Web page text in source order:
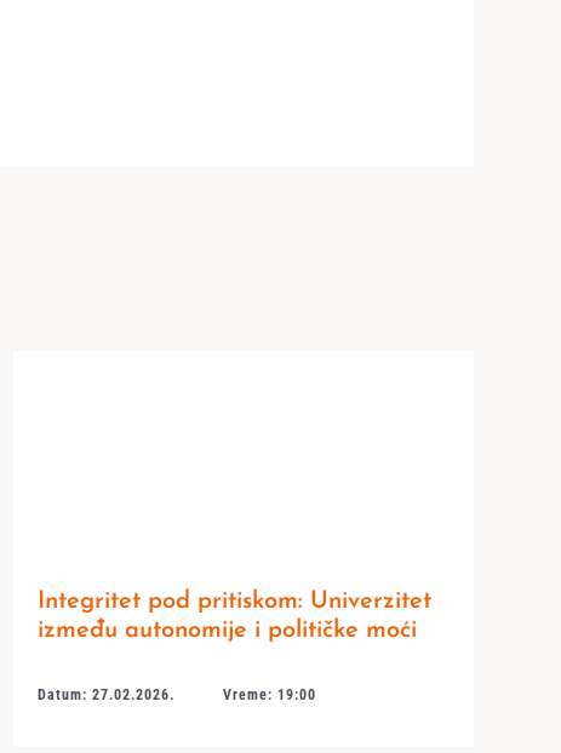
Integritet pod pritiskom: Univerzitet
između autonomije i političke moći
Datum: 27.02.2026. Vreme: 19:00